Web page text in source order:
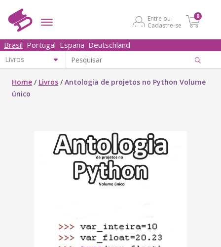
Entre ou
Cadastre-se
0
Brasil Portugal España Deutschland
Home / Livros /Antologia de projetos no Python Volume
único